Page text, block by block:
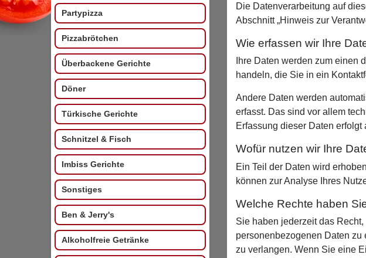
Partypizza
Pizzabrötchen
Überbackene Gerichte
Döner
Türkische Gerichte
Schnitzel & Fisch
Imbiss Gerichte
Sonstiges
Ben & Jerry's
Alkoholfreie Getränke
Die Datenverarbeitung auf
Abschnitt „Hinweis zur
Wie erfassen wir Ihre
Ihre Daten werden zum einen
handeln, die Sie in ein
Andere Daten werden
erfasst. Das sind vor allem
Erfassung dieser Daten
Wofür nutzen wir Ihre
Ein Teil der Daten wird
können zur Analyse Ihres
Welche Rechte haben
Sie haben jederzeit das
personenbezogenen Daten
zu verlangen. Wenn Sie eine